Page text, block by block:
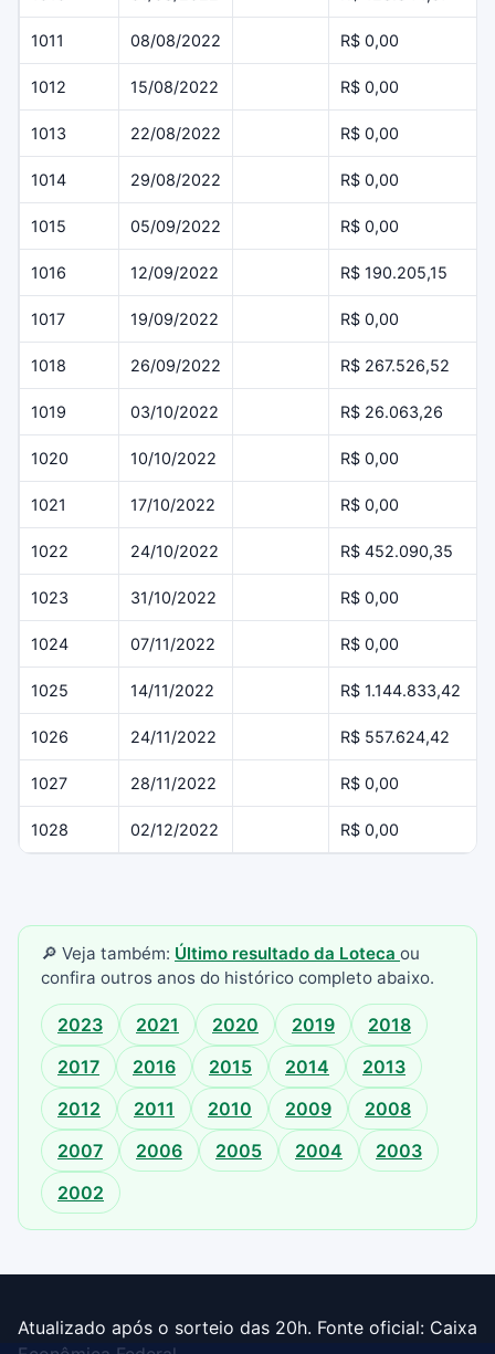
1011 08/08/2022 R$ 0,00
1012 15/08/2022 R$ 0,00
1013 22/08/2022 R$ 0,00
1014 29/08/2022 R$ 0,00
1015 05/09/2022 R$ 0,00
1016 12/09/2022 R$ 190.205,15
1017 19/09/2022 R$ 0,00
1018 26/09/2022 R$ 267.526,52
1019 03/10/2022 R$ 26.063,26
1020 10/10/2022 R$ 0,00
1021 17/10/2022 R$ 0,00
1022 24/10/2022 R$ 452.090,35
1023 31/10/2022 R$ 0,00
1024 07/11/2022 R$ 0,00
1025 14/11/2022 R$ 1.144.833,42
1026 24/11/2022 R$ 557.624,42
1027 28/11/2022 R$ 0,00
1028 02/12/2022 R$ 0,00
🔎 Veja também: Último resultado da Loteca ou
confira outros anos do histórico completo abaixo.
2023 2021 2020 2019
2018
2017
2016 2015 2014
2013
2012
2011 2010 2009
2008
2007
2006 2005 2004
2003
2002
Atualizado após o sorteio das 20h. Fonte oficial: Caixa